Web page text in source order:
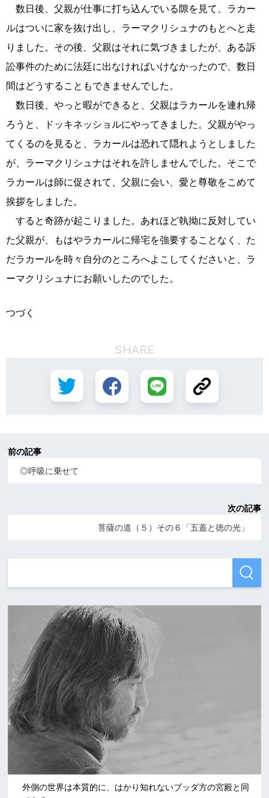
数日後、父親が仕事に打ち込んでいる隙を見て、ラカー
ルはついに家を抜け出し、ラーマクリシュナのもとへと走
りました。その後、父親はそれに気づきましたが、ある訴
訟事件のために法廷に出なければいけなかったので、数日
間はどうすることもできませんでした。
数日後、やっと暇ができると、父親はラカールを連れ帰
ろうと、ドッキネッショルにやってきました。父親がやっ
てくるのを見ると、ラカールは恐れて隠れようとしました
が、ラーマクリシュナはそれを許しませんでした。そこで
ラカールは師に促されて、父親に会い、愛と尊敬をこめて
挨拶をしました。
すると奇跡が起こりました。あれほど執拗に反対してい
た父親が、もはやラカールに帰宅を強要することなく、た
だラカールを時々自分のところへよこしてくださいと、ラ
ーマクリシュナにお願いしたのでした。
つづく
SHARE
前の記事
◎呼吸に乗せて
次の記事
菩薩の道（５）その６「五蓋と徳の光」
外側の世界は本質的に、はかり知れないブッダ方の宮殿と同